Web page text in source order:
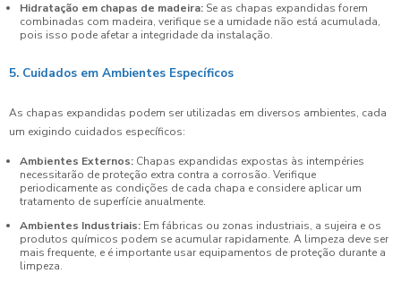
Hidratação em chapas de madeira: Se as chapas expandidas forem
combinadas com madeira, verifique se a umidade não está acumulada,
pois isso pode afetar a integridade da instalação.
5. Cuidados em Ambientes Específicos
As chapas expandidas podem ser utilizadas em diversos ambientes, cada
um exigindo cuidados específicos:
Ambientes Externos: Chapas expandidas expostas às intempéries
necessitarão de proteção extra contra a corrosão. Verifique
periodicamente as condições de cada chapa e considere aplicar um
tratamento de superfície anualmente.
Ambientes Industriais: Em fábricas ou zonas industriais, a sujeira e os
produtos químicos podem se acumular rapidamente. A limpeza deve ser
mais frequente, e é importante usar equipamentos de proteção durante a
limpeza.